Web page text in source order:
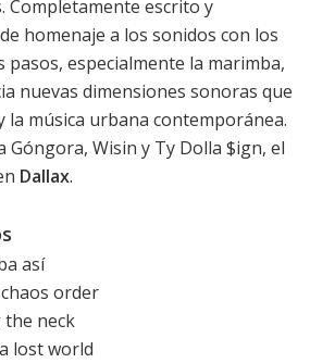
Completamente escrito y
homenaje a los sonidos con los
especialmente la marimba,
nuevas dimensiones sonoras que
música urbana contemporánea.
Góngora, Wisin y Ty Dolla $ign, el
Dallax.
así
order
the neck
lost world